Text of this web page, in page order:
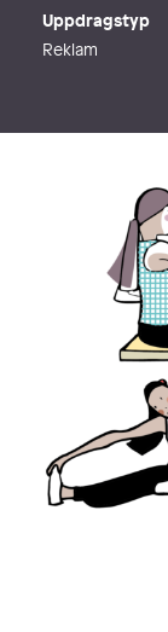
Uppdragstyp
Reklam